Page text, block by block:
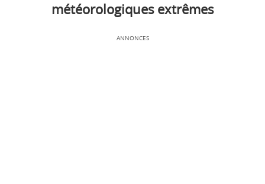
météorologiques extrêmes
ANNONCES